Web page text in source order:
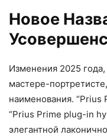
Новое
Изменения 2025
мастере-
наименования. “Prius
“Prius Prime plug-in
элегантной